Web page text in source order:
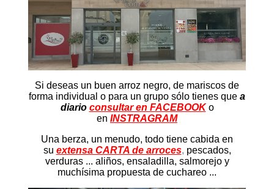
Si deseas un buen arroz negro, de mariscos de
forma individual o para un grupo sólo tienes que a
diario consultar en FACEBOOKo
en INSTRAGRAM
Una berza, un menudo, todo tiene cabida en
su extensa CARTA de arroces, pescados,
verduras ... aliños, ensaladilla, salmorejo y
muchísima propuesta de cuchareo ...